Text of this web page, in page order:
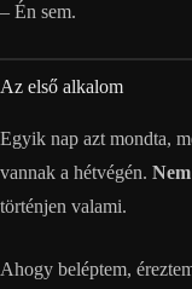
– Én sem.
Az első alkalom
Egyik nap azt mondta,
vannak a hétvégén.
történjen valami.
Ahogy beléptem,